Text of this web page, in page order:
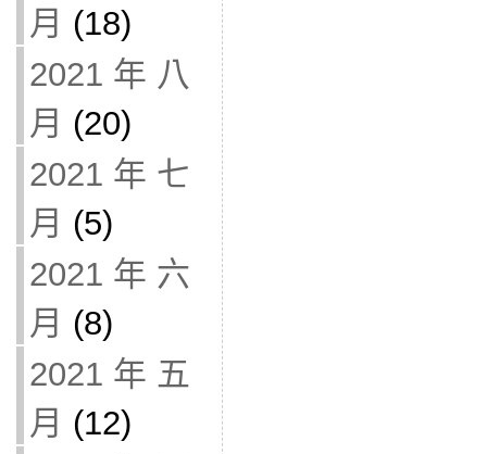
月 (18)
2021 年 八
月 (20)
2021 年 七
月 (5)
2021 年 六
月 (8)
2021 年 五
月 (12)